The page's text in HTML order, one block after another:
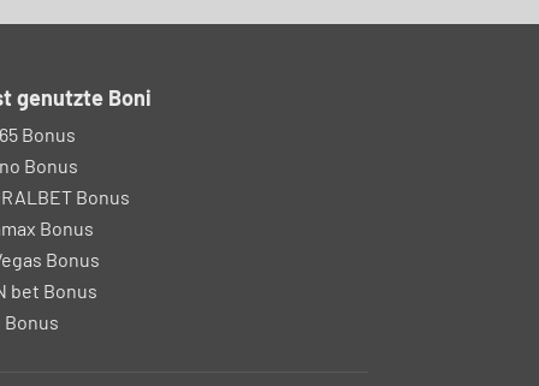
genutzte Boni
Bonus
Bonus
Bonus
Bonus
Bonus
bet Bonus
Bonus